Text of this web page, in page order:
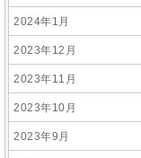
2024年1月
2023年12月
2023年11月
2023年10月
2023年9月